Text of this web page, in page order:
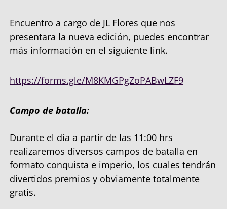
Encuentro a cargo de JL Flores que nos
presentara la nueva edición, puedes encontrar
más información en el siguiente link.
https://forms.gle/M8KMGPgZoPABwLZF9
Campo de batalla:
Durante el día a partir de las 11:00 hrs
realizaremos diversos campos de batalla en
formato conquista e imperio, los cuales tendrán
divertidos premios y obviamente totalmente
gratis.